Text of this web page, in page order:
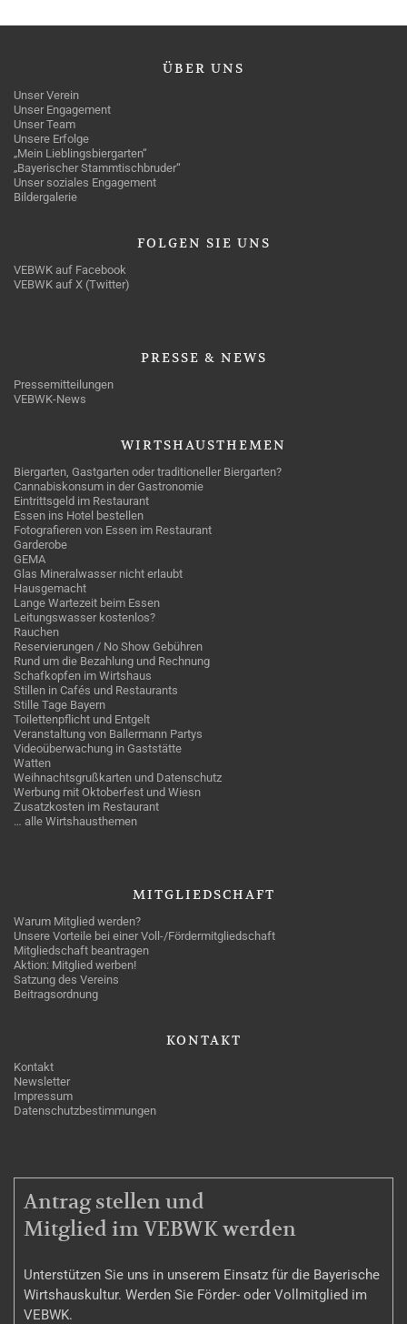
ÜBER UNS
Unser Verein
Unser Engagement
Unser Team
Unsere Erfolge
„Mein Lieblingsbiergarten“
„Bayerischer Stammtischbruder“
Unser soziales Engagement
Bildergalerie
FOLGEN SIE UNS
VEBWK auf Facebook
VEBWK auf X (Twitter)
PRESSE & NEWS
Pressemitteilungen
VEBWK-News
WIRTSHAUSTHEMEN
Biergarten, Gastgarten oder traditioneller Biergarten?
Cannabiskonsum in der Gastronomie
Eintrittsgeld im Restaurant
Essen ins Hotel bestellen
Fotografieren von Essen im Restaurant
Garderobe
GEMA
Glas Mineralwasser nicht erlaubt
Hausgemacht
Lange Wartezeit beim Essen
Leitungswasser kostenlos?
Rauchen
Reservierungen / No Show Gebühren
Rund um die Bezahlung und Rechnung
Schafkopfen im Wirtshaus
Stillen in Cafés und Restaurants
Stille Tage Bayern
Toilettenpflicht und Entgelt
Veranstaltung von Ballermann Partys
Videoüberwachung in Gaststätte
Watten
Weihnachtsgrußkarten und Datenschutz
Werbung mit Oktoberfest und Wiesn
Zusatzkosten im Restaurant
… alle Wirtshausthemen
MITGLIEDSCHAFT
Warum Mitglied werden?
Unsere Vorteile bei einer Voll-/Fördermitgliedschaft
Mitgliedschaft beantragen
Aktion: Mitglied werben!
Satzung des Vereins
Beitragsordnung
KONTAKT
Kontakt
Newsletter
Impressum
Datenschutzbestimmungen
MITGLIEDSCHAFT
Antrag stellen und
Mitglied im VEBWK werden
Unterstützen Sie uns in unserem Einsatz für die Bayerische
Wirtshauskultur. Werden Sie Förder- oder Vollmitglied im
VEBWK.